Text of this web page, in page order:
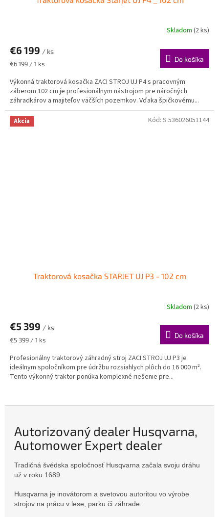
Skladom (2 ks)
€6 199 / ks
Jednotková
€6 199 / 1 ks
Do košíka
Výkonná traktorová kosačka ZACI STROJ UJ P4 s pracovným
záberom 102 cm je profesionálnym nástrojom pre náročných
záhradkárov a majiteľov väčších pozemkov. Vďaka špičkovému...
Akcia
Traktorová kosačka STARJET UJ P3 - 102 cm
Skladom (2 ks)
€5 399 / ks
Jednotková
€5 399 / 1 ks
Do košíka
Profesionálny traktorový záhradný stroj ZACI STROJ UJ P3 je
ideálnym spoločníkom pre údržbu rozsiahlych plôch do 16 000 m².
Tento výkonný traktor ponúka komplexné riešenie pre...
Kód: S 536026051144
Autorizovaný dealer Husqvarna,
Automower Expert dealer
Tradičná švédska spoločnosť Husqvarna začala svoju dráhu
už v roku 1689.
Husqvarna je inovátorom a svetovou autoritou vo výrobe
strojov na prácu v lese, parku či záhrade.